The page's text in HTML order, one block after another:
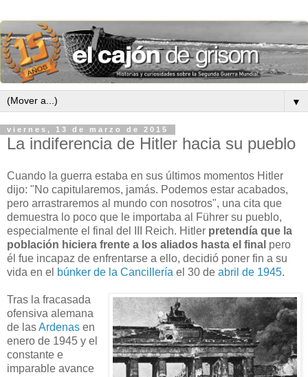
▼
viernes, 13 de marzo de 2015
La indiferencia de Hitler hacia su pueblo
Cuando la guerra estaba en sus últimos momentos Hitler
dijo: "No capitularemos, jamás. Podemos estar acabados,
pero arrastraremos al mundo con nosotros", una cita que
demuestra lo poco que le importaba al Führer su pueblo,
especialmente el final del III Reich. Hitler pretendía que la
población hiciera frente a los aliados hasta el final pero
él fue incapaz de enfrentarse a ello, decidió poner fin a su
vida en el búnker de la Cancillería el 30 de abril de 1945.
Tras la fracasada
ofensiva alemana
de lasArdenas en
enero de 1945 y el
constante e
imparable avance